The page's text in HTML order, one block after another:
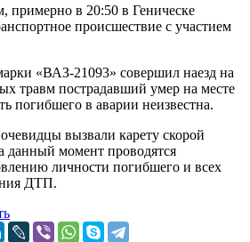
примерно в 20:50 в Геническе
происшествие с участием
«ВАЗ-21093» совершил наезд на
травм пострадавший умер на месте
погибшего в аварии неизвестна.
вызвали карету скорой
момент проводятся
личности погибшего и всех
ДТП.